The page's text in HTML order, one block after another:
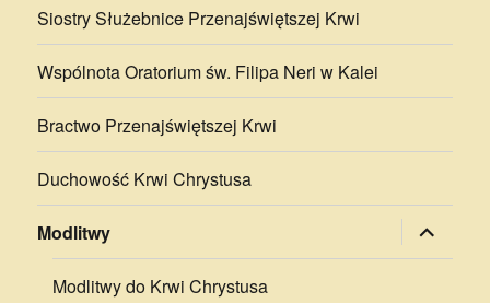
Siostry Służebnice Przenajświętszej Krwi
Wspólnota Oratorium św. Filipa Neri w Kalei
Bractwo Przenajświętszej Krwi
Duchowość Krwi Chrystusa
Modlitwy rozwiń
menu
potomne
Modlitwy do Krwi Chrystusa